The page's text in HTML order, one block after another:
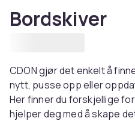
Bordskiver
CDON gjør det enkelt å
nytt, pusse opp eller
Her finner du forskjellige
hjelper deg med å skape